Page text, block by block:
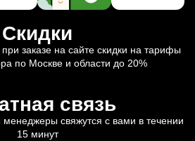
Скидки
заказе на сайте скидки на тарифы
по Москве и области до 20%
связь
менеджеры свяжутся с вами в течении
15 минут